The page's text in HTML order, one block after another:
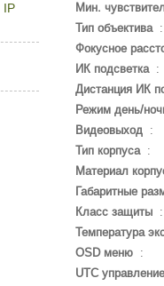
Мин.
Тип объектива
Фокусное
ИК подсветка:
Дистанция ИК
Режим день/
Видеовыход :
Тип корпуса:
Материал
Габаритные
Класс защиты
Температура
OSD меню :
UTC управление
IP